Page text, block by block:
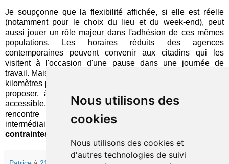
Nous utilisons des
cookies
Nous utilisons des cookies et
d'autres technologies de suivi
Je soupçonne que la flexibilité affichée, si elle est réelle
(notamment pour le choix du lieu et du week-end), peut
aussi jouer un rôle majeur dans l'adhésion de ces mêmes
populations. Les horaires réduits des agences
contemporaines peuvent convenir aux citadins qui les
visitent à l'occasion d'une pause dans une journée de
travail. Mais pour ceux qui doivent parcourir des dizaines de
kilomètres pour s'y rendre, la perspective est différente. Leur
proposer, à leur convenance et à travers une interface
accessible, un échange à distance dans la journée ou une
rencontre face à face le week-end dans un lieu
intermédiaire, constitue un moyen de
contraintes